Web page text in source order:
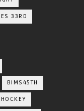
33RD
BIMS45TH